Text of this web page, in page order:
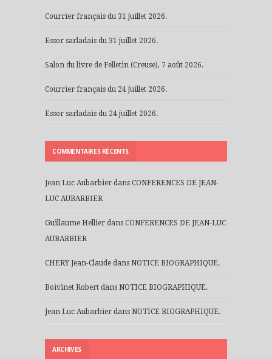
Courrier français du 31 juillet 2026.
Essor sarladais du 31 juillet 2026.
Salon du livre de Felletin (Creuse), 7 août 2026.
Courrier français du 24 juillet 2026.
Essor sarladais du 24 juillet 2026.
COMMENTAIRES RÉCENTS
Jean Luc Aubarbier dans CONFERENCES DE JEAN-
LUC AUBARBIER
Guillaume Hellier dans CONFERENCES DE JEAN-LUC
AUBARBIER
CHERY Jean-Claude dans NOTICE BIOGRAPHIQUE.
Boivinet Robert dans NOTICE BIOGRAPHIQUE.
Jean Luc Aubarbier dans NOTICE BIOGRAPHIQUE.
ARCHIVES